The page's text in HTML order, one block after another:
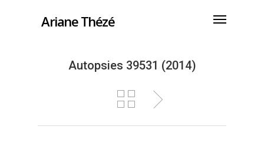
Ariane Thézé
Autopsies 39531 (2014)